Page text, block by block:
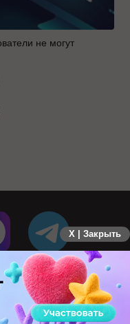
не могут
X | Закрыть
ВЕРСИЮ
защищены. 2026